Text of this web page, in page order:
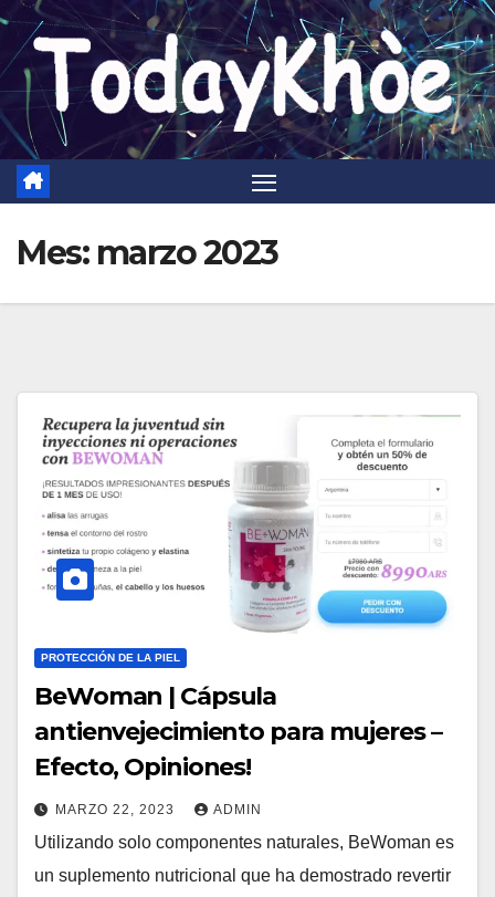
Saltar
contenido
Mes: marzo 2023
PROTECCIÓN DE LA PIEL
BeWoman | Cápsula
antienvejecimiento para mujeres –
Efecto, Opiniones!
MARZO 22, 2023 ADMIN
Utilizando solo componentes naturales, BeWoman es
un suplemento nutricional que ha demostrado revertir